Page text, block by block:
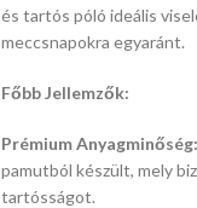
és tartós póló ideális
meccsnapokra egyaránt.
Főbb Jellemzők:
Prémium Anyagminőség:
pamutból készült, mely
tartósságot.